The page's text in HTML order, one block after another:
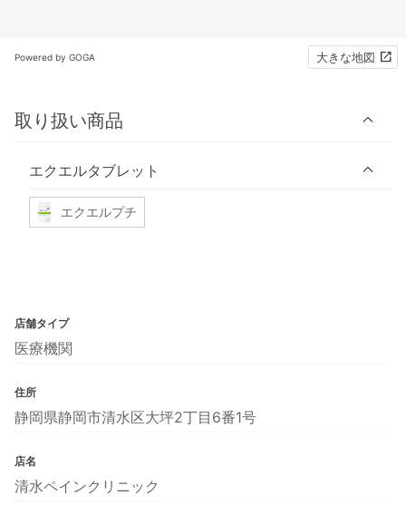
Powered by GOGA 大きな地図
取り扱い商品
エクエルタブレット
エクエルプチ
店舗タイプ
医療機関
住所
静岡県静岡市清水区大坪2丁目6番1号
店名
清水ペインクリニック